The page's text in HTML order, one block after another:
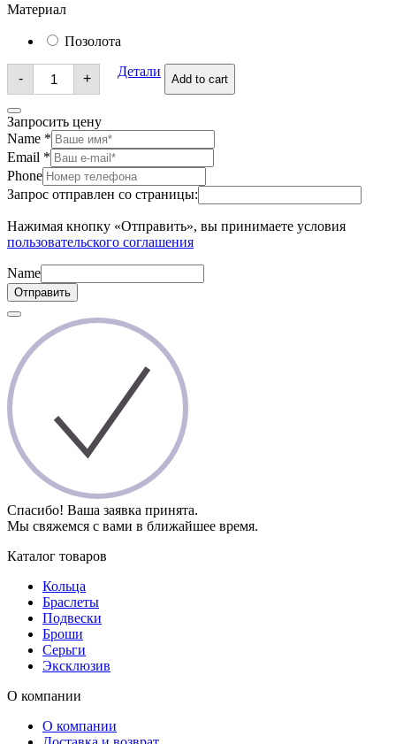
Материал
Позолота
-
Серьги
quantity
+ Детали
Add to cart
Запросить цену
Name *
Email *
Phone
Запрос отправлен со страницы:
Нажимая кнопку «Отправить», вы принимаете условия
пользовательского соглашения
Name
Отправить
Спасибо! Ваша заявка принята.
Мы свяжемся с вами в ближайшее время.
Каталог товаров
Кольца
Браслеты
Подвески
Броши
Серьги
Эксклюзив
О компании
О компании